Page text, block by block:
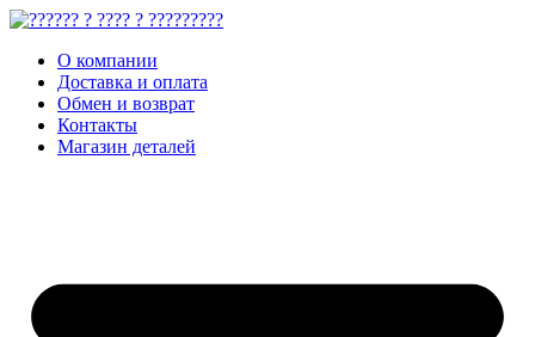
О компании
Доставка и оплата
Обмен и возврат
Контакты
Магазин деталей